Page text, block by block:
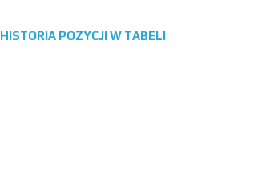
HISTORIA POZYCJI W TABELI